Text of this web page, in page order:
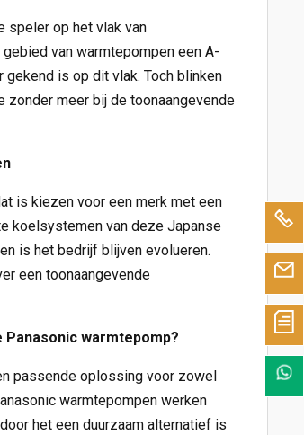
speler op het vlak van
van warmtepompen een A-
is op dit vlak. Toch blinken
zonder meer bij de toonaangevende
is kiezen voor een merk met een
koelsystemen van deze Japanse
is het bedrijf blijven evolueren.
een toonaangevende
warmtepomp?
passende oplossing voor zowel
warmtepompen werken
het een duurzaam alternatief is